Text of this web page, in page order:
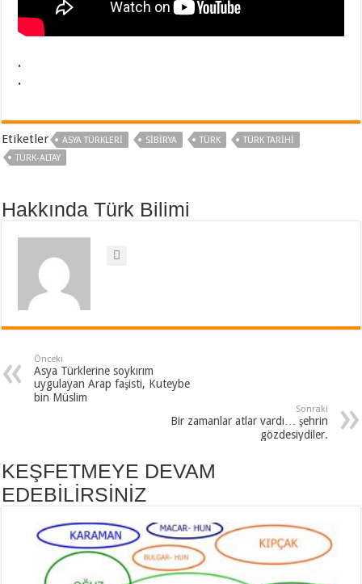
.
.
Etiketler ASYA TÜRKLERİ SIBIRYA TÜRK
TÜRK TARİHİ
TÜRK-ALTAY
Hakkında Türk Bilimi
Önceki
Asya Türklerine soykırım
uygulayan Arap faşisti, Kuteybe
bin Müslim
Sonraki
Bir zamanlar atlar vardı… şehrin
gözdesiydiler.
KEŞFETMEYE DEVAM
EDEBİLİRSİNİZ